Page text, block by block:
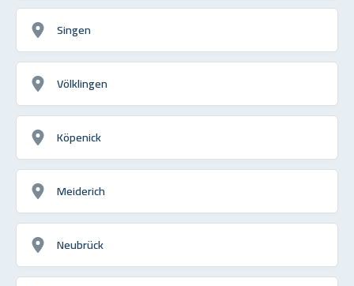
Singen
Völklingen
Köpenick
Meiderich
Neubrück